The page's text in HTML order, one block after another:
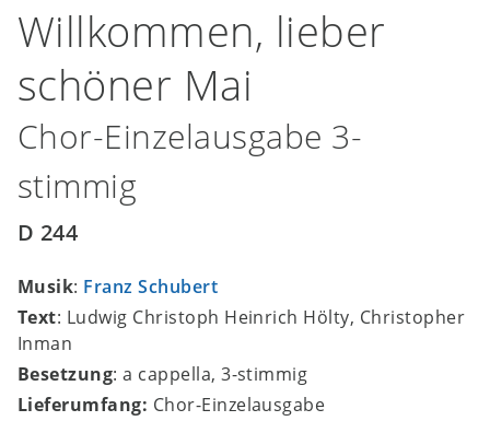
Willkommen, lieber
schöner Mai
Chor-Einzelausgabe 3-
stimmig
D 244
Musik: Franz Schubert
Text: Ludwig Christoph Heinrich Hölty, Christopher
Inman
Besetzung: a cappella, 3-stimmig
Lieferumfang: Chor-Einzelausgabe